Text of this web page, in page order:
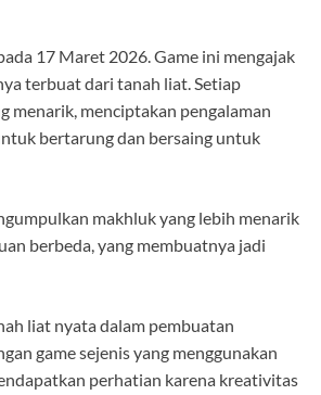
17 Maret 2026. Game ini mengajak
terbuat dari tanah liat. Setiap
menarik, menciptakan pengalaman
bertarung dan bersaing untuk
makhluk yang lebih menarik
berbeda, yang membuatnya jadi
liat nyata dalam pembuatan
game sejenis yang menggunakan
perhatian karena kreativitas